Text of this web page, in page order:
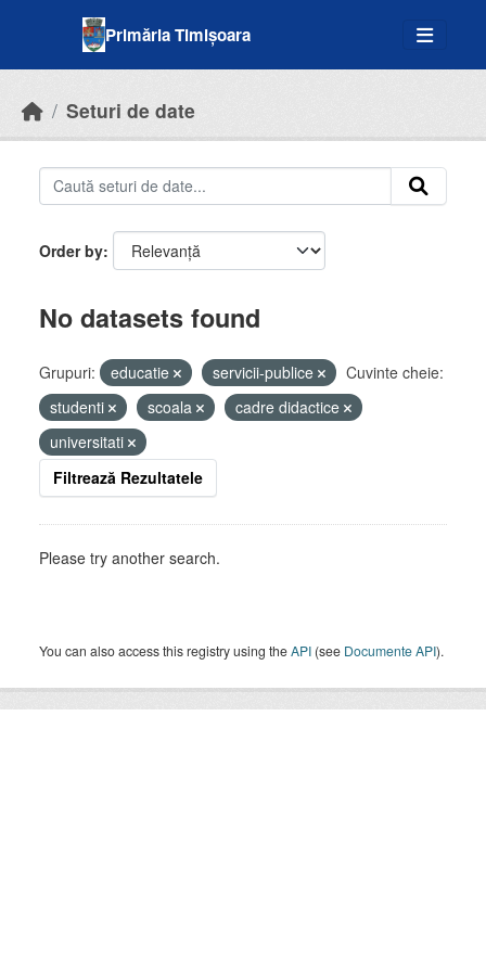
Primăria Timișoara
Seturi de date
Order by
No datasets found
Grupuri: educatie servicii-publice
Cuvinte cheie:
studenti
scoala
cadre didactice
universitati
Filtrează Rezultatele
Please try another search.
You can also access this registry using theAPI (see Documente API).